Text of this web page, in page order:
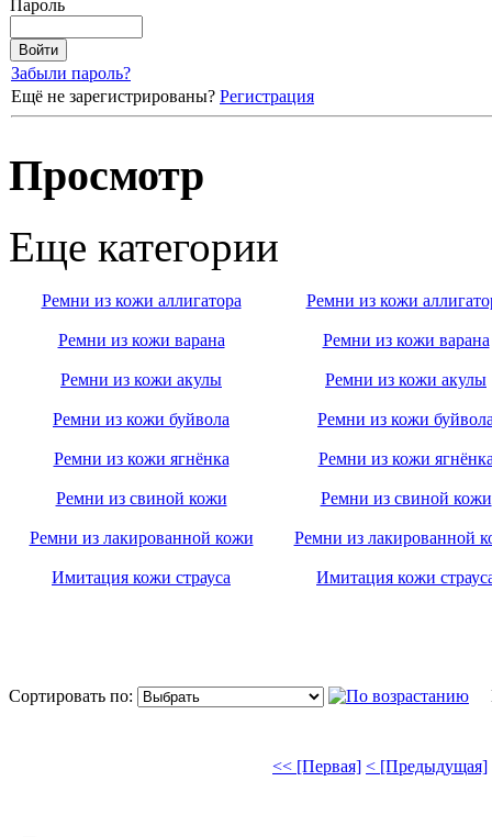
Пароль
Забыли пароль?
Ещё не зарегистрированы? Регистрация
Просмотр
Еще категории
Ремни из кожи аллигатора Ремни из кожи
Ремни из кожи варана Ремни из кожи варана
Ремни из кожи акулы Ремни из кожи акулы
Ремни из кожи буйвола Ремни из кожи
Ремни из кожи ягнёнка Ремни из кожи
Ремни из свиной кожи Ремни из свиной кожи
Ремни из лакированной кожи Ремни из лакированной
Имитация кожи страуса Имитация кожи
Сортировать по:
<< [Первая] < [Предыдущая]